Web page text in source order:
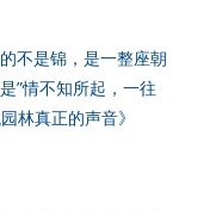
的不是锦，是一整座朝
”情不知所起，一往
林真正的声音》